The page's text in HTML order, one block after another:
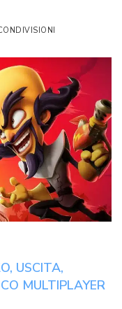
USCITA,
MULTIPLAYER